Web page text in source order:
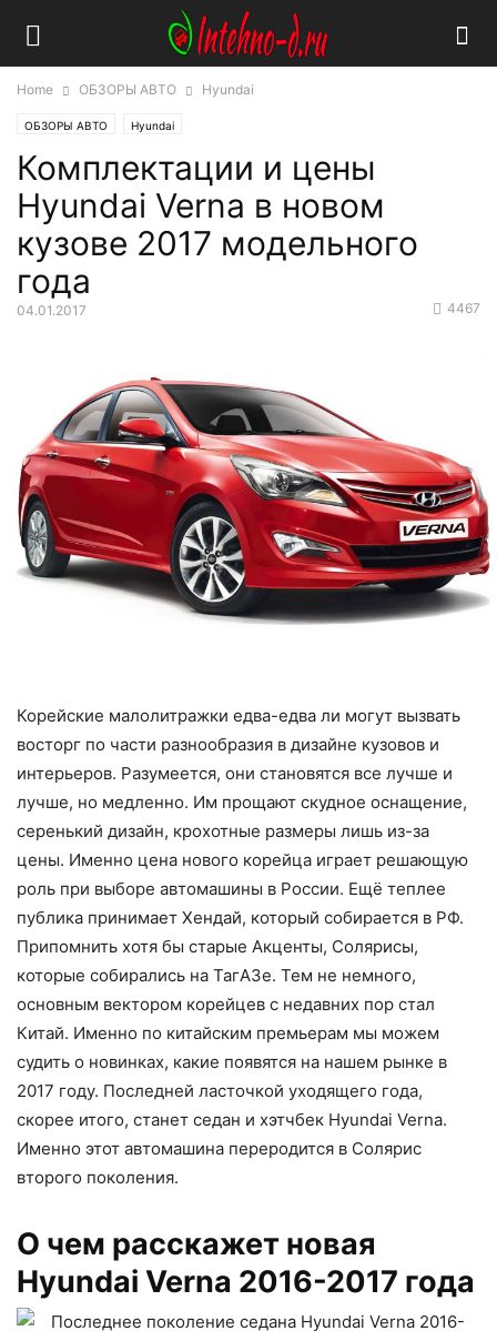
Home ОБЗОРЫ АВТО Hyundai
ОБЗОРЫ АВТО Hyundai
Комплектации и цены
Hyundai Verna в новом
кузове 2017 модельного
года
04.01.2017 4467
Корейские малолитражки едва-едва ли могут вызвать
восторг по части разнообразия в дизайне кузовов и
интерьеров. Разумеется, они становятся все лучше и
лучше, но медленно. Им прощают скудное оснащение,
серенький дизайн, крохотные размеры лишь из-за
цены. Именно цена нового корейца играет решающую
роль при выборе автомашины в России. Ещё теплее
публика принимает Хендай, который собирается в РФ.
Припомнить хотя бы старые Акценты, Солярисы,
которые собирались на ТагАЗе. Тем не немного,
основным вектором корейцев с недавних пор стал
Китай. Именно по китайским премьерам мы можем
судить о новинках, какие появятся на нашем рынке в
2017 году. Последней ласточкой уходящего года,
скорее итого, станет седан и хэтчбек Hyundai Verna.
Именно этот автомашина переродится в Солярис
второго поколения.
О чем расскажет новая
Hyundai Verna 2016-2017 года